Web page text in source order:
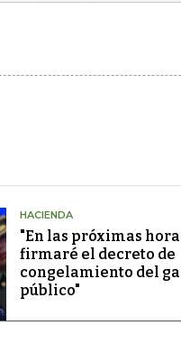
HACIENDA
"En las próximas
firmaré el decreto de
congelamiento del
público"